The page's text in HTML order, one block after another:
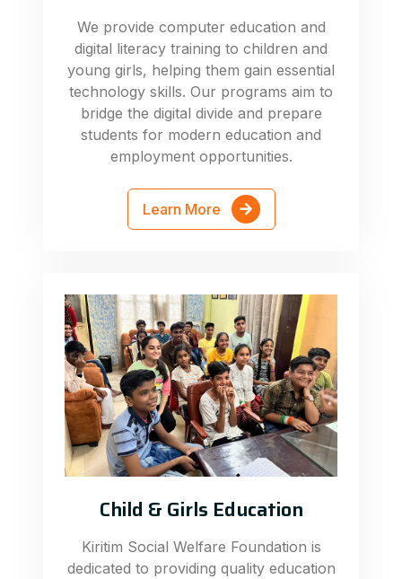
We provide computer education and
digital literacy training to children and
young girls, helping them gain essential
technology skills. Our programs aim to
bridge the digital divide and prepare
students for modern education and
employment opportunities.
Learn More
Child & Girls Education
Kiritim Social Welfare Foundation is
dedicated to providing quality education